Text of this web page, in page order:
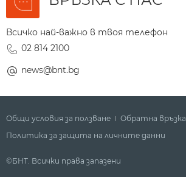
Всичко най-важно в твоя телефон
02 814 2100
news@bnt.bg
Общи условия за ползване Обратна връзка
Политика за защита на личните данни
©БНТ. Всички права запазени